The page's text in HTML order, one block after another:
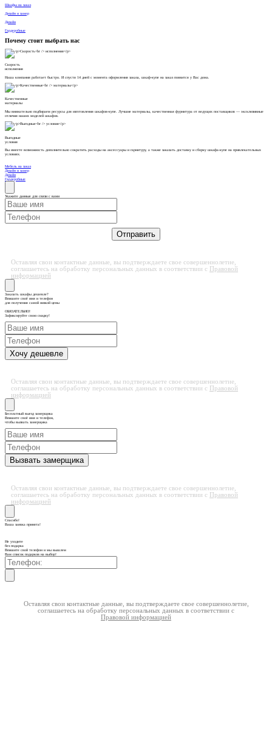
Шкафы на заказ
Дизайн и замер
Дизайн
Гардеробные
Почему стоит выбрать нас
Скорость
исполнения
Наша компания работает быстро. И спустя 14 дней с момента оформления заказа, шкаф-купе на заказ появится у Вас дома.
Качественные
материалы
Мы внимательно подбираем ресурсы для изготовления шкафов-купе. Лучшие материалы, качественная фурнитура от ведущих поставщиков — эксклюзивные
отличия наших моделей шкафов.
Выгодные
условия
Вы имеете возможность дополнительно сократить расходы на аксессуары и гарнитуру, а также заказать доставку и сборку шкафа-купе на привлекательных
условиях.
Мебель на заказ
Дизайн и замер
Дизайн
Гардеробные
Укажите данные для связи с вами
Оставляя свои контактные данные, вы подтверждаете свое совершеннолетие,
соглашаетесь на обработку персональных данных в соответствии с Правовой
информацией
Заказать шкафы дешевле?
Впишите своё имя и телефон
для получения самой низкой цены
ОБЯЗАТЕЛЬНО!
Зафиксируйте свою скидку!
Оставляя свои контактные данные, вы подтверждаете свое совершеннолетие,
соглашаетесь на обработку персональных данных в соответствии с Правовой
информацией
Бесплатный выезд замерщика
Впишите своё имя и телефон,
чтобы вызвать замерщика
Оставляя свои контактные данные, вы подтверждаете свое совершеннолетие,
соглашаетесь на обработку персональных данных в соответствии с Правовой
информацией
Спасибо!
Ваша заявка принята!
Не уходите
без подарка
Впишите свой телефон и мы вышлем
Вам список подарков на выбор!
Оставляя свои контактные данные, вы подтверждаете свое совершеннолетие,
соглашаетесь на обработку персональных данных в соответствии с
Правовой информацией